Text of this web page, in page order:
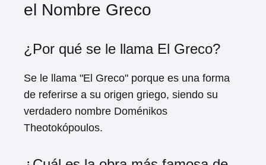
el Nombre Greco
¿Por qué se le llama El Greco?
Se le llama "El Greco" porque es una forma
de referirse a su origen griego, siendo su
verdadero nombre Doménikos
Theotokópoulos.